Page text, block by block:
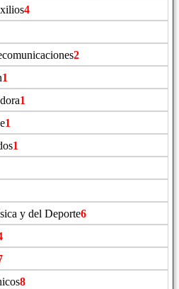
4
2
1
1
1
1
y del Deporte6
8